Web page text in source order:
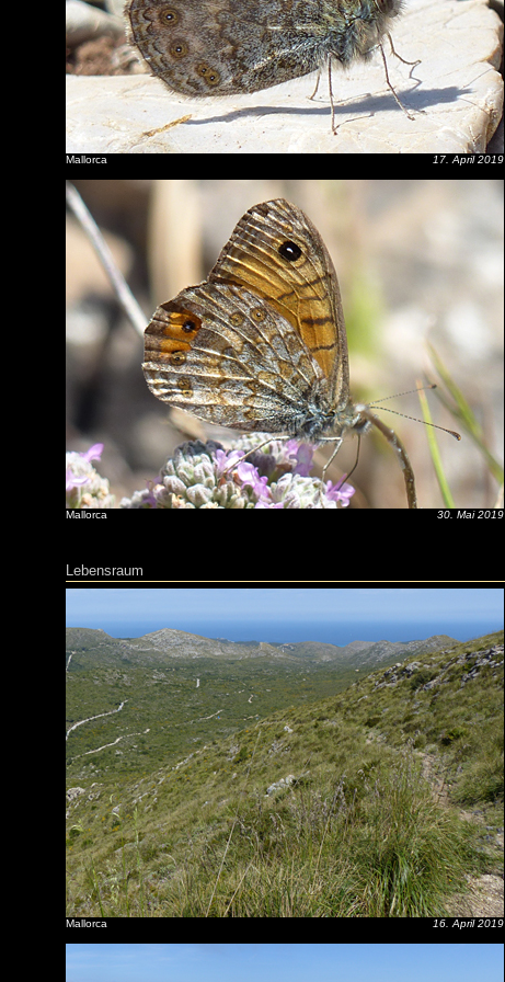
Mallorca 17. April 2019
Mallorca 30. Mai 2019
Lebensraum
Mallorca 16. April 2019